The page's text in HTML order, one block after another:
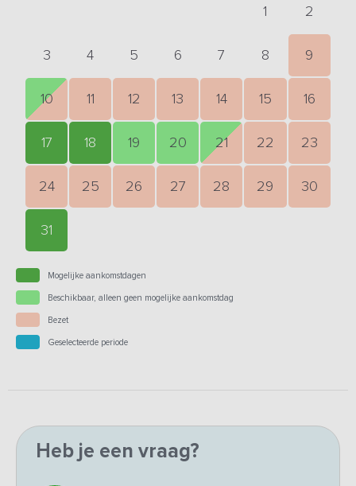
1 2
3 4 5 6 7 8 9
10 11 12 13 14 15 16
17 18 19 20 21 22 23
24 25 26 27 28 29 30
31
Mogelijke aankomstdagen
Beschikbaar, alleen geen mogelijke aankomstdag
Bezet
Geselecteerde periode
Heb je een vraag?